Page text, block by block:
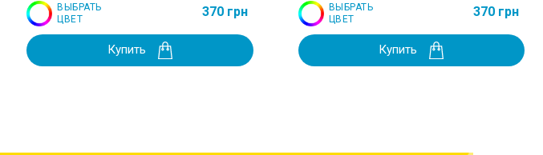
ВЫБРАТЬ
ЦВЕТ
370 грн
Купить
ВЫБРАТЬ
ЦВЕТ
370 грн
Купить